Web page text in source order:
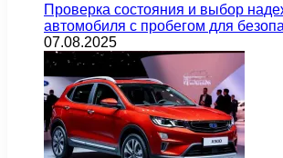
Проверка состояния и выбор
автомобиля с пробегом для
07.08.2025